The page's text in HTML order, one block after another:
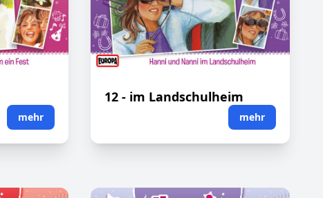
mehr
12 - im Landschulheim
mehr